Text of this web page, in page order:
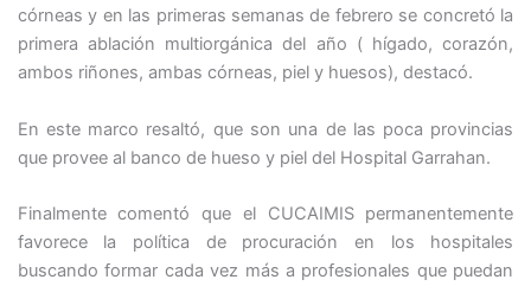
córneas y en las primeras semanas de febrero se concretó la
primera ablación multiorgánica del año ( hígado, corazón,
ambos riñones, ambas córneas, piel y huesos), destacó.
En este marco resaltó, que son una de las poca provincias
que provee al banco de hueso y piel del Hospital Garrahan.
Finalmente comentó que el CUCAIMIS permanentemente
favorece la política de procuración en los hospitales
buscando formar cada vez más a profesionales que puedan